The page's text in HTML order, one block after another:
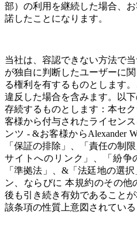
部）の利用を継続した場合、
諾したことになります。
当社は、容認できない方法で
が独自に判断したユーザーに
る権利を有するものとします
違反した場合を含みます。以
存続するものとします：本セク
客様から付与されたライセン
ンツ - &お客様からAlexander
「保証の排除」、「責任の制
サイトへのリンク」、「紛争
「準拠法」、&「法廷地の選
ン、ならびに 本規約のその他
後も引き続き有効であること
該条項の性質上意図されている